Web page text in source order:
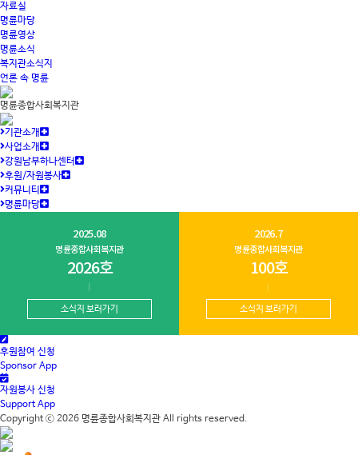
자료실
명륜마당
명륜영상
명륜소식
복지관소식지
언론 속 명륜
명륜종합사회복지관
기관소개
사업소개
강원남부하나센터
후원/자원봉사
커뮤니티
명륜마당
2025.08
명륜종합사회복지관
2026호
소식지 보러가기
2026.7
명륜종합사회복지관
100호
소식지 보러가기
후원참여 신청
Sponsor App
자원봉사 신청
Support App
Copyright ⓒ 2026 명륜종합사회복지관 All rights reserved.